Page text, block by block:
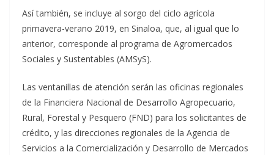
Así también, se incluye al sorgo del ciclo agrícola
primavera-verano 2019, en Sinaloa, que, al igual que lo
anterior, corresponde al programa de Agromercados
Sociales y Sustentables (AMSyS).
Las ventanillas de atención serán las oficinas regionales
de la Financiera Nacional de Desarrollo Agropecuario,
Rural, Forestal y Pesquero (FND) para los solicitantes de
crédito, y las direcciones regionales de la Agencia de
Servicios a la Comercialización y Desarrollo de Mercados